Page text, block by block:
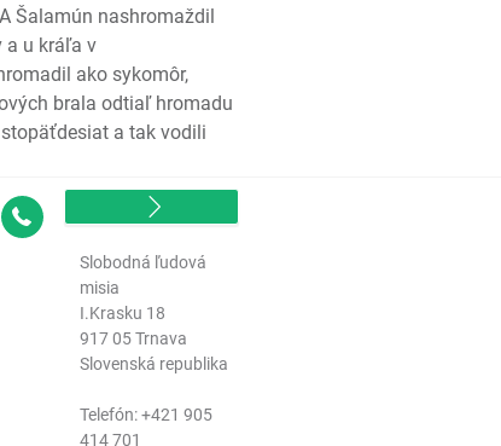
A Šalamún nashromaždil
a u kráľa v
ako sykomôr,
brala odtiaľ hromadu
a tak vodili
Kontakt
Slobodná ľudová
misia
I.Krasku 18
917 05 Trnava
Slovenská republika
Telefón:+421 905
414 701